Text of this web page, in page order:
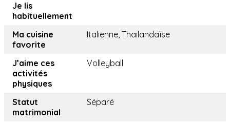
Je lis
habituellement
Ma cuisine
favorite
Italienne, Thailandaïse
J’aime ces
activités
physiques
Volleyball
Statut
matrimonial
Séparé